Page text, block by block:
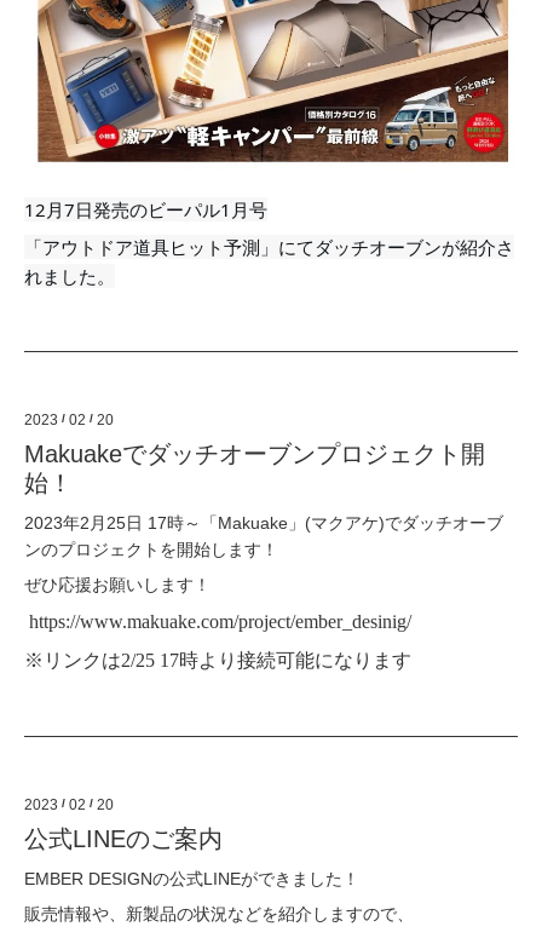
12月7日発売のビーパル1月号
「アウトドア道具ヒット予測」にてダッチオーブンが紹介さ
れました。
2023 / 02 / 20
Makuakeでダッチオーブンプロジェクト開
始！
2023年2月25日 17時～「Makuake」(マクアケ)でダッチオーブ
ンのプロジェクトを開始します！
ぜひ応援お願いします！
https://www.makuake.com/project/ember_desinig/
※リンクは2/25 17時より接続可能になります
2023 / 02 / 20
公式LINEのご案内
EMBER DESIGNの公式LINEができました！
販売情報や、新製品の状況などを紹介しますので、